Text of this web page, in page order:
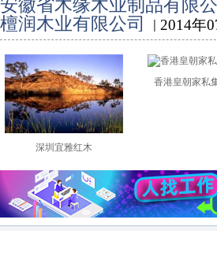
安徽省木缘木业制品有限
檀润木业有限公司 | 2014年
深圳宜雅红木
香港皇朝家私